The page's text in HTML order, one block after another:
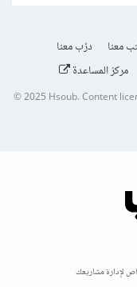
معنا
درّب معنا
مركز المساعدة
© 2025Hsoub.Content